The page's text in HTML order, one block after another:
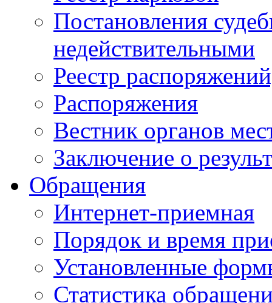
Постановления
недействительными
Реестр
Распоряжения
Вестник органов
Заключение о
Обращения
Интернет-приемная
Порядок и время
Установленные
Статистика